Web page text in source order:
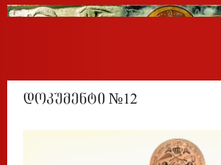
დოკუმენტი №12